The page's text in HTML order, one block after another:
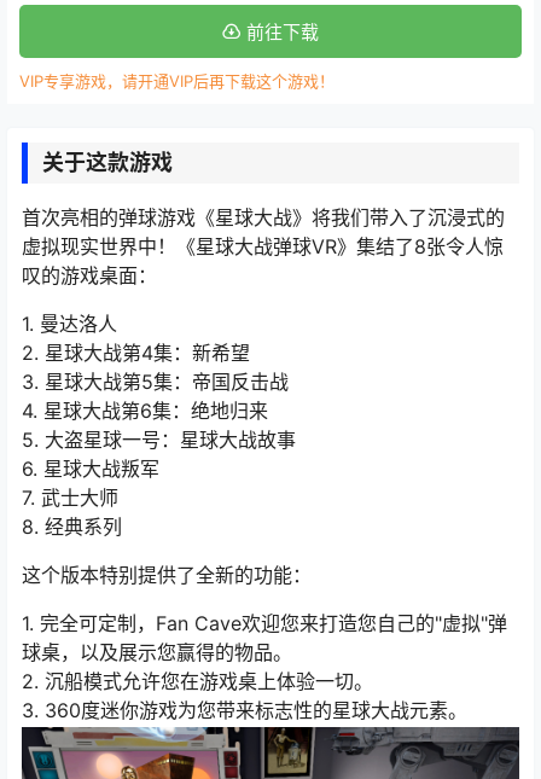
前往下载
VIP专享游戏，请开通VIP后再下载这个游戏！
关于这款游戏
首次亮相的弹球游戏《星球大战》将我们带入了沉浸式的
虚拟现实世界中！《星球大战弹球VR》集结了8张令人惊
叹的游戏桌面：
1. 曼达洛人
2. 星球大战第4集：新希望
3. 星球大战第5集：帝国反击战
4. 星球大战第6集：绝地归来
5. 大盗星球一号：星球大战故事
6. 星球大战叛军
7. 武士大师
8. 经典系列
这个版本特别提供了全新的功能：
1. 完全可定制，Fan Cave欢迎您来打造您自己的"虚拟"弹
球桌，以及展示您赢得的物品。
2. 沉船模式允许您在游戏桌上体验一切。
3. 360度迷你游戏为您带来标志性的星球大战元素。